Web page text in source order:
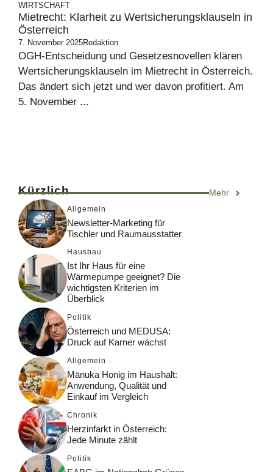
WIRTSCHAFT
Mietrecht: Klarheit zu Wertsicherungsklauseln in
Österreich
7. November 2025Redaktion
OGH-Entscheidung und Gesetzesnovellen klären
Wertsicherungsklauseln im Mietrecht in Österreich.
Das ändert sich jetzt und wer davon profitiert. Am
5. November ...
Kürzlich Mehr
Allgemein
Newsletter-Marketing für
Tischler und Raumausstatter
Hausbau
Ist Ihr Haus für eine
Wärmepumpe geeignet? Die
wichtigsten Kriterien im
Überblick
Politik
Österreich und MEDUSA:
Druck auf Karner wächst
Allgemein
Mānuka Honig im Haushalt:
Anwendung, Qualität und
Einkauf im Vergleich
Chronik
Herzinfarkt in Österreich:
Jede Minute zählt
Politik